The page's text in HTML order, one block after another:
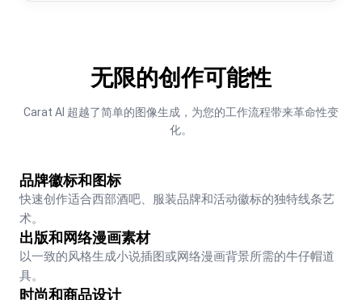
无限的创作可能性
Carat AI 超越了简单的图像生成，为您的工作流程带来革命性变
化。
品牌徽标和图标
快速创作适合西部酒吧、服装品牌和活动徽标的独特线条艺
术。
出版和网络漫画素材
以一致的风格生成小说插图或网络漫画背景所需的牛仔帽道
具。
时尚和商品设计